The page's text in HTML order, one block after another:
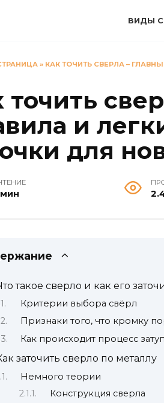
ВИДЫ
» КАК ТОЧИТЬ СВЕРЛА –
точить
и
для
такое сверло и как его
Критерии выбора свёрл
Признаки того, что кромку
Как происходит процесс
заточить сверло по металлу
Немного теории
Конструкция сверла